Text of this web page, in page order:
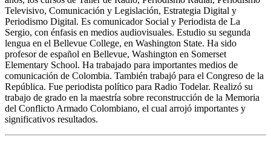
Televisivo, Comunicación y Legislación, Estrategia Digital y
Periodismo Digital. Es comunicador Social y Periodista de La
Sergio, con énfasis en medios audiovisuales. Estudio su segunda
lengua en el Bellevue College, en Washington State. Ha sido
profesor de español en Bellevue, Washington en Somerset
Elementary School. Ha trabajado para importantes medios de
comunicación de Colombia. También trabajó para el Congreso de la
República. Fue periodista político para Radio Todelar. Realizó su
trabajo de grado en la maestría sobre reconstrucción de la Memoria
del Conflicto Armado Colombiano, el cual arrojó importantes y
significativos resultados.